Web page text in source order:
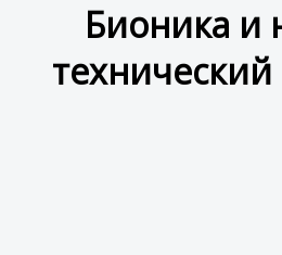
Бионика и
технический